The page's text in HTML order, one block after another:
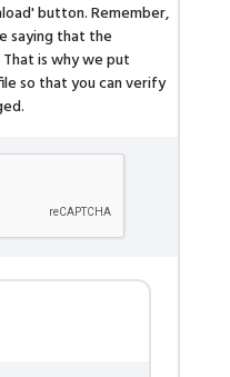
button. Remember,
saying that the
is why we put
so that you can verify